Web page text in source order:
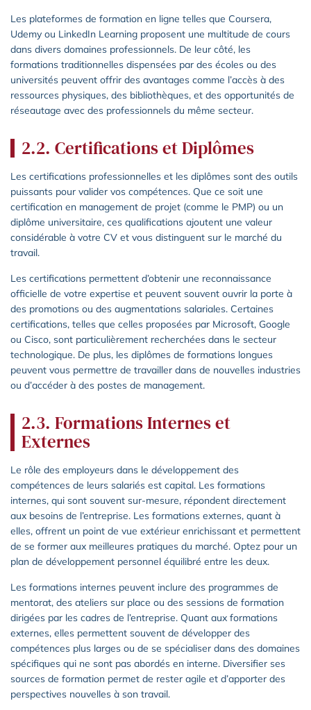
Les plateformes de formation en ligne telles que Coursera,
Udemy ou LinkedIn Learning proposent une multitude de cours
dans divers domaines professionnels. De leur côté, les
formations traditionnelles dispensées par des écoles ou des
universités peuvent offrir des avantages comme l’accès à des
ressources physiques, des bibliothèques, et des opportunités de
réseautage avec des professionnels du même secteur.
2.2. Certifications et Diplômes
Les certifications professionnelles et les diplômes sont des outils
puissants pour valider vos compétences. Que ce soit une
certification en management de projet (comme le PMP) ou un
diplôme universitaire, ces qualifications ajoutent une valeur
considérable à votre CV et vous distinguent sur le marché du
travail.
Les certifications permettent d’obtenir une reconnaissance
officielle de votre expertise et peuvent souvent ouvrir la porte à
des promotions ou des augmentations salariales. Certaines
certifications, telles que celles proposées par Microsoft, Google
ou Cisco, sont particulièrement recherchées dans le secteur
technologique. De plus, les diplômes de formations longues
peuvent vous permettre de travailler dans de nouvelles industries
ou d’accéder à des postes de management.
2.3. Formations Internes et
Externes
Le rôle des employeurs dans le développement des
compétences de leurs salariés est capital. Les formations
internes, qui sont souvent sur-mesure, répondent directement
aux besoins de l’entreprise. Les formations externes, quant à
elles, offrent un point de vue extérieur enrichissant et permettent
de se former aux meilleures pratiques du marché. Optez pour un
plan de développement personnel équilibré entre les deux.
Les formations internes peuvent inclure des programmes de
mentorat, des ateliers sur place ou des sessions de formation
dirigées par les cadres de l’entreprise. Quant aux formations
externes, elles permettent souvent de développer des
compétences plus larges ou de se spécialiser dans des domaines
spécifiques qui ne sont pas abordés en interne. Diversifier ses
sources de formation permet de rester agile et d’apporter des
perspectives nouvelles à son travail.